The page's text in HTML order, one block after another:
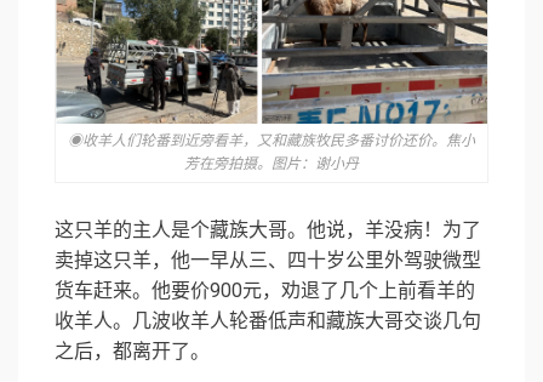
◉收羊人们轮番到近旁看羊，又和藏族牧民多番讨价还价。焦小
芳在旁拍摄。图片：谢小丹
这只羊的主人是个藏族大哥。他说，羊没病！为了
卖掉这只羊，他一早从三、四十岁公里外驾驶微型
货车赶来。他要价900元，劝退了几个上前看羊的
收羊人。几波收羊人轮番低声和藏族大哥交谈几句
之后，都离开了。